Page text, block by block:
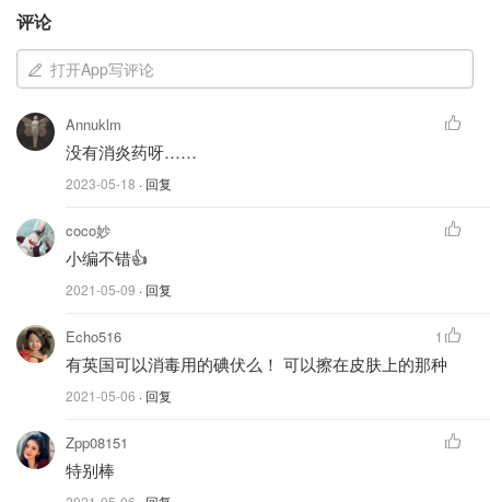
量谨遵医嘱。
Lemsip英国感冒药
评论
打开App写评论
Annuklm
没有消炎药呀……
2023-05-18 · 回复
coco妙
小编不错👍
2021-05-09 · 回复
Echo516
有英国可以消毒用的碘伏么！ 可以擦在皮肤上的那种
2021-05-06 · 回复
1
Zpp08151
特别棒